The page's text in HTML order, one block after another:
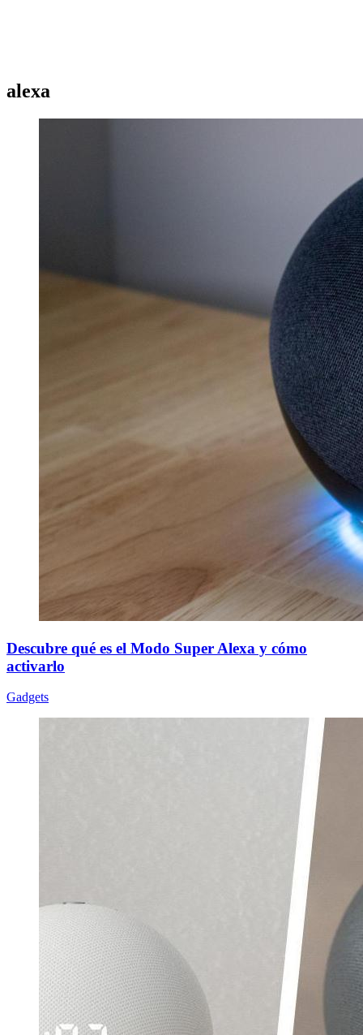
alexa
Descubre qué es el Modo Super Alexa y cómo
activarlo
Gadgets